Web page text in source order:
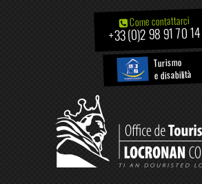
Come contattarci
+33 (0)2 98 91 70 14
Turismo
e disabilità